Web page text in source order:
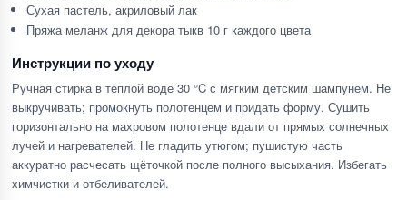
Сухая пастель, акриловый лак
Пряжа меланж для декора тыкв 10 г каждого цвета
Инструкции по уходу
Ручная стирка в тёплой воде 30 °C с мягким детским шампунем. Не
выкручивать; промокнуть полотенцем и придать форму. Сушить
горизонтально на махровом полотенце вдали от прямых солнечных
лучей и нагревателей. Не гладить утюгом; пушистую часть
аккуратно расчесать щёточкой после полного высыхания. Избегать
химчистки и отбеливателей.